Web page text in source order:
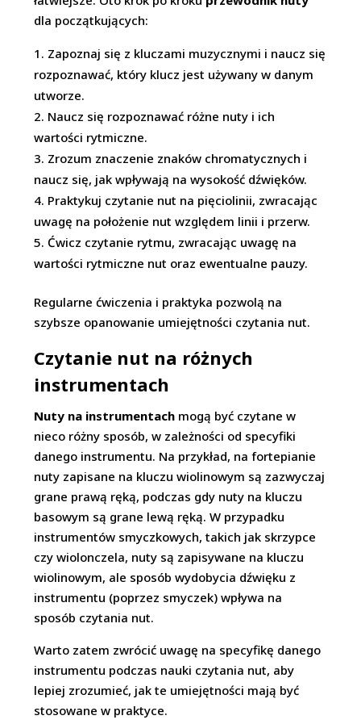
dla początkujących:
Zapoznaj się z kluczami muzycznymi i naucz się
rozpoznawać, który klucz jest używany w danym
utworze.
Naucz się rozpoznawać różne nuty i ich
wartości rytmiczne.
Zrozum znaczenie znaków chromatycznych i
naucz się, jak wpływają na wysokość dźwięków.
Praktykuj czytanie nut na pięciolinii, zwracając
uwagę na położenie nut względem linii i przerw.
Ćwicz czytanie rytmu, zwracając uwagę na
wartości rytmiczne nut oraz ewentualne pauzy.
Regularne ćwiczenia i praktyka pozwolą na
szybsze opanowanie umiejętności czytania nut.
Czytanie nut na różnych
instrumentach
Nuty na instrumentach mogą być czytane w
nieco różny sposób, w zależności od specyfiki
danego instrumentu. Na przykład, na fortepianie
nuty zapisane na kluczu wiolinowym są zazwyczaj
grane prawą ręką, podczas gdy nuty na kluczu
basowym są grane lewą ręką. W przypadku
instrumentów smyczkowych, takich jak skrzypce
czy wiolonczela, nuty są zapisywane na kluczu
wiolinowym, ale sposób wydobycia dźwięku z
instrumentu (poprzez smyczek) wpływa na
sposób czytania nut.
Warto zatem zwrócić uwagę na specyfikę danego
instrumentu podczas nauki czytania nut, aby
lepiej zrozumieć, jak te umiejętności mają być
stosowane w praktyce.